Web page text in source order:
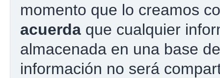
momento que lo creamos
acuerda que cualquier
almacenada en una base
información no será